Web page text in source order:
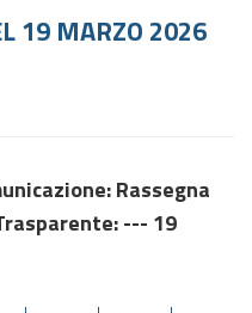
19 MARZO 2026
: Rassegna
: --- 19